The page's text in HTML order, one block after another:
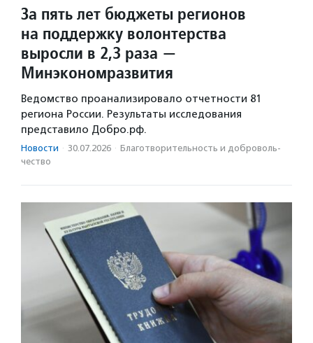
За пять лет бюджеты регионов
на поддержку волонтерства
выросли в 2,3 раза —
Минэкономразвития
Ведомство проанализировало отчетности 81
региона России. Результаты исследования
представило Добро.рф.
Новости · 30.07.2026 · Благотвори­тель­ность и доброволь­
чест­во